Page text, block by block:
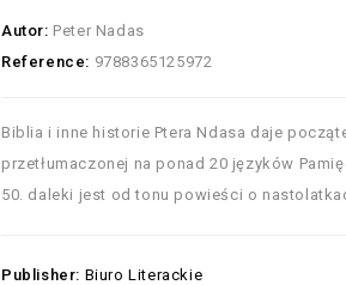
Autor: Peter Nadas
Reference: 9788365125972
Biblia i inne historie Ptera Ndasa daje
przetłumaczonej na ponad 20 języków
50. daleki jest od tonu powieści o
Publisher: Biuro Literackie